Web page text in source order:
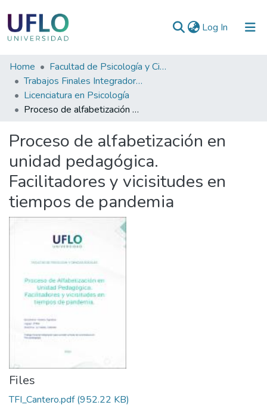
Log In (current)
Communities
&
Collections
Statistics
Home
Facultad de Psicología y Ciencias Sociales
Trabajos Finales Integradores (TFI) de Grado
Licenciatura en Psicología
Proceso de alfabetización en unidad pedagógica. Facilitadores y vicisitudes en tiempos de pandemia
Proceso de alfabetización en
unidad pedagógica.
Facilitadores y vicisitudes en
tiempos de pandemia
Files
TFI_Cantero.pdf(952.22 KB)